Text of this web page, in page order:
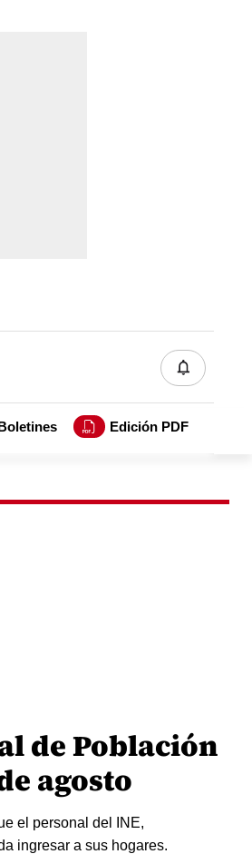
Edición PDF
de Población
agosto
el personal del INE,
ingresar a sus hogares.